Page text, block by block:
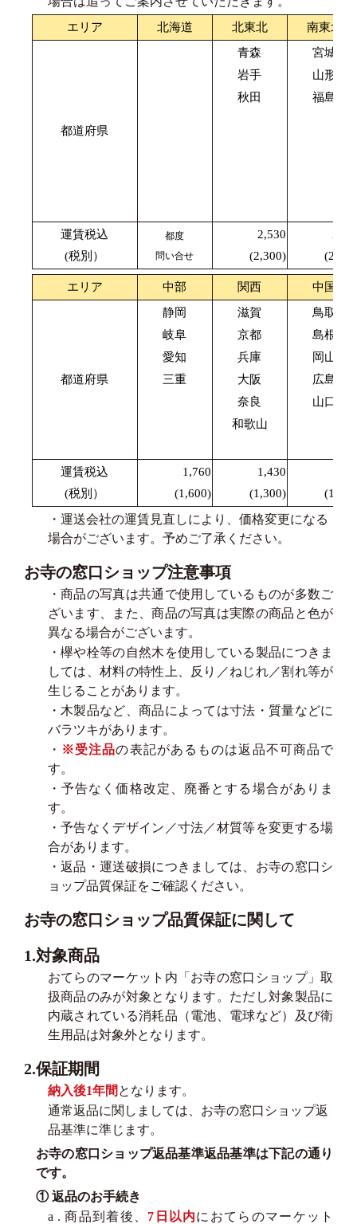
エリア 北海道 北東北 南東北
都道府県
青森
岩手
秋田
宮城
山形
福島
運賃税込
(税別）
都度
問い合せ
2,530
(2,300)
エリア 中部 関西 中国
都道府県
静岡
岐阜
愛知
三重
滋賀
京都
兵庫
大阪
奈良
和歌山
鳥取
島根
岡山
広島
山口
運賃税込
(税別）
1,760
(1,600)
1,430
(1,300)
・運送会社の運賃見直しにより、価格変更になる
場合がございます。予めご了承ください。
お寺の窓口ショップ注意事項
・商品の写真は共通で使用しているものが多数ご
ざいます、また、商品の写真は実際の商品と色が
異なる場合がございます。
・欅や栓等の自然木を使用している製品につきま
しては、材料の特性上、反り／ねじれ／割れ等が
生じることがあります。
・木製品など、商品によっては寸法・質量などに
バラツキがあります。
・ ※受注品の表記があるものは返品不可商品で
す。
・予告なく価格改定、廃番とする場合がありま
す。
・予告なくデザイン／寸法／材質等を変更する場
合があります。
・返品・運送破損につきましては、お寺の窓口シ
ョップ品質保証をご確認ください。
お寺の窓口ショップ品質保証に関して
1.対象商品
おてらのマーケット内「お寺の窓口ショップ」取
扱商品のみが対象となります。ただし対象製品に
内蔵されている消耗品（電池、電球など）及び衛
生用品は対象外となります。
2.保証期間
納入後1年間 となります。
通常返品に関しましては、お寺の窓口ショップ返
品基準に準じます。
お寺の窓口ショップ返品基準返品基準は下記の通り
です。
① 返品のお手続き
a . 商品到着後、 7日以内におてらのマーケット